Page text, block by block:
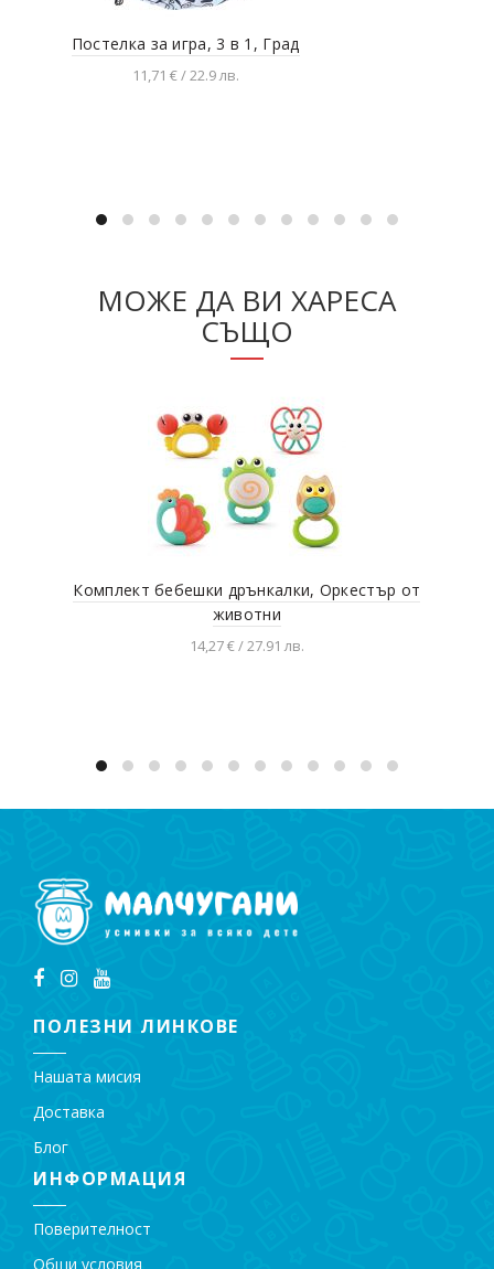
Постелка за игра, 3 в 1, Град
11,71 € / 22.9 лв.
МОЖЕ ДА ВИ ХАРЕСА
СЪЩО
Комплект бебешки дрънкалки, Оркестър от
животни
14,27 € / 27.91 лв.
ПОЛЕЗНИ ЛИНКОВЕ
Нашата мисия
Доставка
Блог
ИНФОРМАЦИЯ
Поверителност
Общи условия